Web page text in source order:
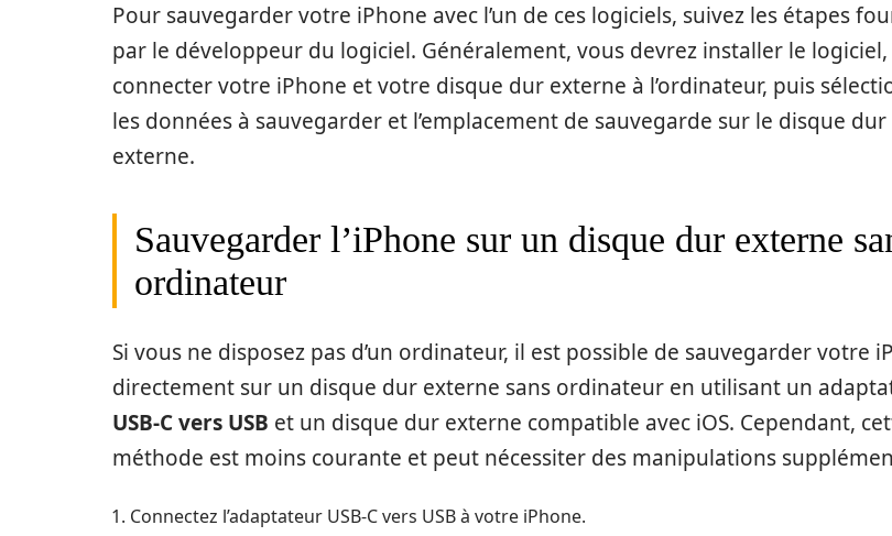
Pour sauvegarder votre iPhone avec l’un de ces logiciels, suivez les étapes
par le développeur du logiciel. Généralement, vous devrez installer le logiciel,
connecter votre iPhone et votre disque dur externe à l’ordinateur, puis
les données à sauvegarder et l’emplacement de sauvegarde sur le disque dur
externe.
Sauvegarder l’iPhone sur un disque dur externe
ordinateur
Si vous ne disposez pas d’un ordinateur, il est possible de sauvegarder votre
directement sur un disque dur externe sans ordinateur en utilisant un
USB-C vers USB et un disque dur externe compatible avec iOS. Cependant,
méthode est moins courante et peut nécessiter des manipulations
Connectez l’adaptateur USB-C vers USB à votre iPhone.